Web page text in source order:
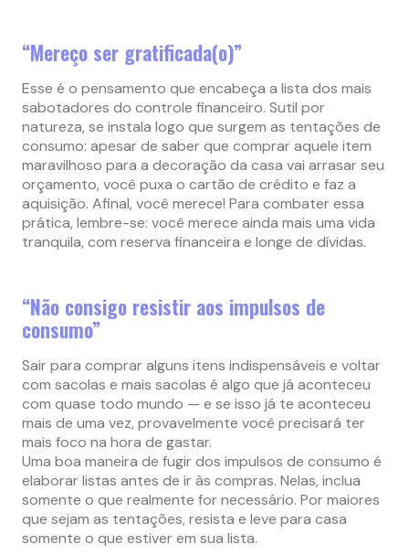
“Mereço ser gratificada(o)”
Esse é o pensamento que encabeça a lista dos mais
sabotadores do controle financeiro. Sutil por
natureza, se instala logo que surgem as tentações de
consumo: apesar de saber que comprar aquele item
maravilhoso para a decoração da casa vai arrasar seu
orçamento, você puxa o cartão de crédito e faz a
aquisição. Afinal, você merece! Para combater essa
prática, lembre-se: você merece ainda mais uma vida
tranquila, com reserva financeira e longe de dívidas.
“Não consigo resistir aos impulsos de
consumo”
Sair para comprar alguns itens indispensáveis e voltar
com sacolas e mais sacolas é algo que já aconteceu
com quase todo mundo — e se isso já te aconteceu
mais de uma vez, provavelmente você precisará ter
mais foco na hora de gastar.
Uma boa maneira de fugir dos impulsos de consumo é
elaborar listas antes de ir às compras. Nelas, inclua
somente o que realmente for necessário. Por maiores
que sejam as tentações, resista e leve para casa
somente o que estiver em sua lista.